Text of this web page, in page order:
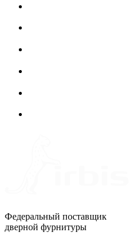
Федеральный поставщик
дверной фурнитуры